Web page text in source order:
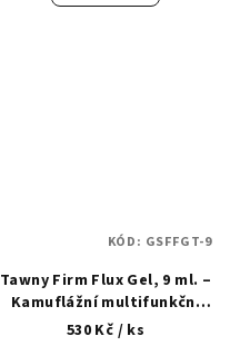
Tawny Firm Flux Gel, 9 ml. –
Kamuflážní multifunkční
tekutý akrylgel
530 Kč / ks
KÓD: GSFFGT-9